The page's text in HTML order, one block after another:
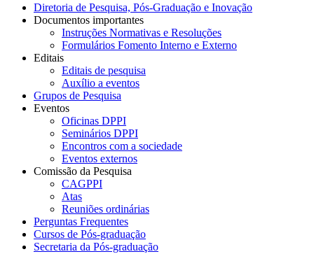
Diretoria de Pesquisa, Pós-Graduação e Inovação
Documentos importantes
Instruções Normativas e Resoluções
Formulários Fomento Interno e Externo
Editais
Editais de pesquisa
Auxílio a eventos
Grupos de Pesquisa
Eventos
Oficinas DPPI
Seminários DPPI
Encontros com a sociedade
Eventos externos
Comissão da Pesquisa
CAGPPI
Atas
Reuniões ordinárias
Perguntas Frequentes
Cursos de Pós-graduação
Secretaria da Pós-graduação